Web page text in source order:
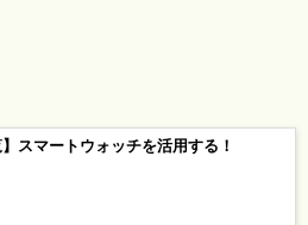
】スマートウォッチを活用する！